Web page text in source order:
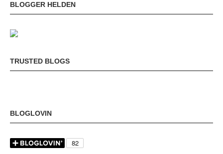
BLOGGER HELDEN
TRUSTED BLOGS
BLOGLOVIN